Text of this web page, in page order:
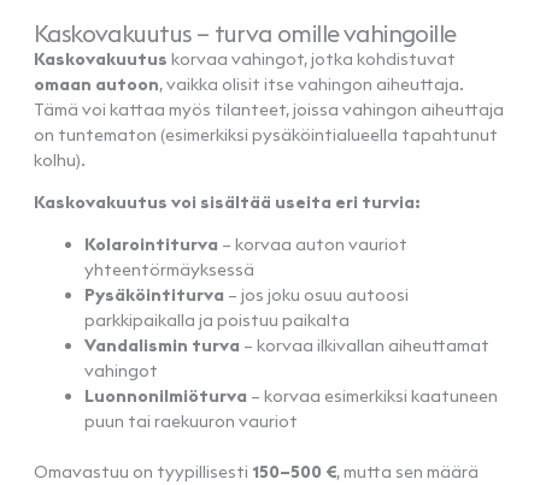
Kaskovakuutus – turva omille vahingoille
Kaskovakuutus korvaa vahingot, jotka kohdistuvat
omaan autoon, vaikka olisit itse vahingon aiheuttaja.
Tämä voi kattaa myös tilanteet, joissa vahingon aiheuttaja
on tuntematon (esimerkiksi pysäköintialueella tapahtunut
kolhu).
Kaskovakuutus voi sisältää useita eri turvia:
Kolarointiturva – korvaa auton vauriot
yhteentörmäyksessä
Pysäköintiturva – jos joku osuu autoosi
parkkipaikalla ja poistuu paikalta
Vandalismin turva – korvaa ilkivallan aiheuttamat
vahingot
Luonnonilmiöturva – korvaa esimerkiksi kaatuneen
puun tai raekuuron vauriot
Omavastuu on tyypillisesti 150–500 €, mutta sen määrä